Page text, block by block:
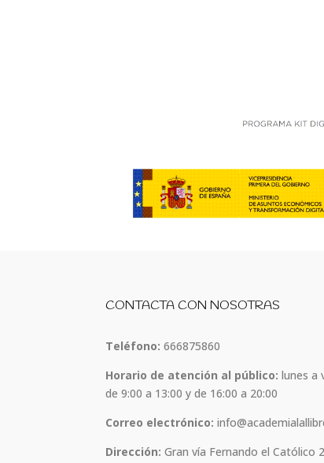
CONTACTA CON NOSOTRAS
Teléfono: 666875860
Horario de atención al público: lunes a
de 9:00 a 13:00 y de 16:00 a 20:00
Correo electrónico:
Dirección: Gran vía Fernando el Católico